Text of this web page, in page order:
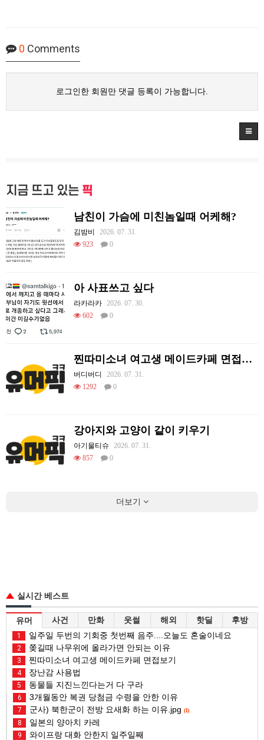
0 Comments
로그인한 회원만 댓글 등록이 가능합니다.
지금 뜨고 있는 픽
남친이 가슴에 미친놈일때 어케해?
김밤비
2026. 07. 31.
923
0
아 사표쓰고 싶다
라카라카 2026. 07. 30.
602
0
찐따미소녀 여고생 메이드카페 면접보기
버디버디
2026. 07. 31.
1292
0
강아지와 고양이 같이 키우기
아기물티슈
2026. 07. 31.
857
0
더보기
실시간 베스트
유머 사건 만화 웃썰 해외 핫딜 후방
1 일주일 두번의 기회중 첫번째 음주....오늘도 혼술이네요
2 쫒길때 나무위에 올라가면 안되는 이유
3 찐따미소녀 여고생 메이드카페 면접보기
4 장난감 사용법
5 동물들 지진느낀다는거 다 구라
6 3개월동안 복권 당첨금 수령을 안한 이유
7 군사) 북한군이 전방 요새화 하는 이유.jpg (1)
8 일본의 양아치 카레
9 와이프랑 대화 안한지 일주일째